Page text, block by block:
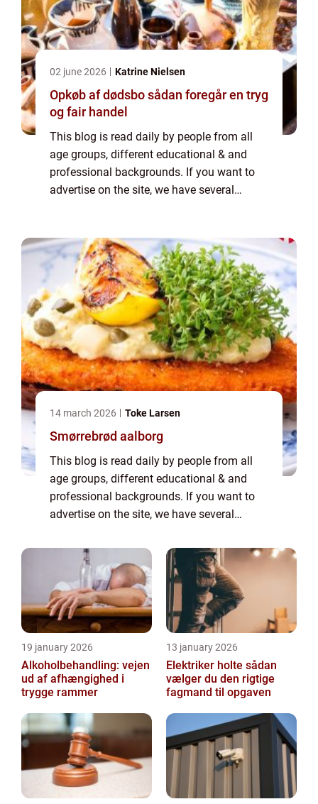
02 june 2026 Katrine Nielsen
Opkøb af dødsbo sådan foregår en tryg
og fair handel
This blog is read daily by people from all
age groups, different educational & and
professional backgrounds. If you want to
advertise on the site, we have several
14 march 2026 Toke Larsen
Smørrebrød aalborg
This blog is read daily by people from all
age groups, different educational & and
professional backgrounds. If you want to
advertise on the site, we have several
the possibilities. If you would like to...
19 january 2026
Alkoholbehandling: vejen
ud af afhængighed i
trygge rammer
13 january 2026
Elektriker holte sådan
vælger du den rigtige
fagmand til opgaven